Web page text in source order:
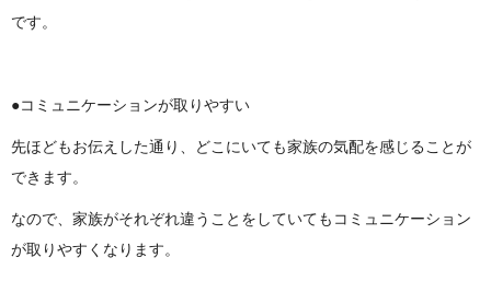
です。
●コミュニケーションが取りやすい
先ほどもお伝えした通り、どこにいても家族の気配を感じることが
できます。
なので、家族がそれぞれ違うことをしていてもコミュニケーション
が取りやすくなります。